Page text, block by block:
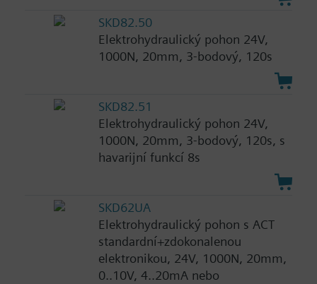
SKD82.50
Elektrohydraulický pohon 24V,
1000N, 20mm, 3-bodový, 120s
SKD82.51
Elektrohydraulický pohon 24V,
1000N, 20mm, 3-bodový, 120s, s
havarijní funkcí 8s
SKD62UA
Elektrohydraulický pohon s ACT
standardní+zdokonalenou
elektronikou, 24V, 1000N, 20mm,
0..10V, 4..20mA nebo